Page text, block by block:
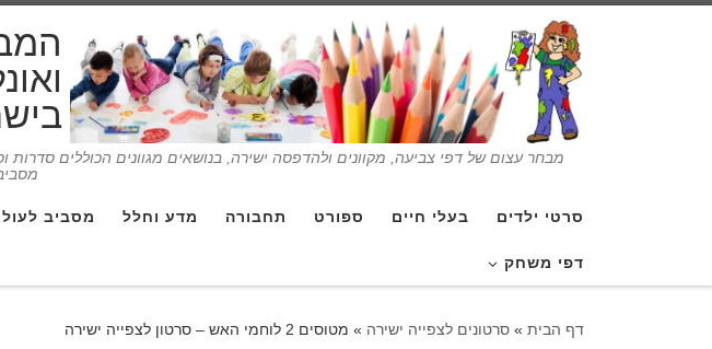
מבחר עצום של דפי צביעה, מקוונים ולהדפסה ישירה, בנושאים מגוונים הכוללים
סרטי ילדים בעלי חיים ספורט תחבורה מדע וחלל מסביב
דפי משחק
דף הבית » סרטונים לצפייה ישירה » מטוסים 2 לוחמי האש – סרטון לצפייה ישירה